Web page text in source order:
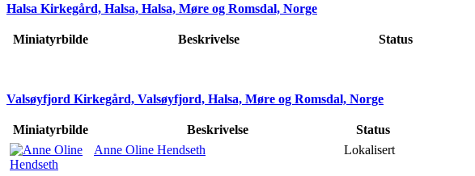
Halsa Kirkegård, Halsa, Halsa, Møre og Romsdal, Norge
Miniatyrbilde Beskrivelse Status
Valsøyfjord Kirkegård, Valsøyfjord, Halsa, Møre og Romsdal, Norge
Miniatyrbilde Beskrivelse Status
Anne Oline Hendseth
Lokalisert